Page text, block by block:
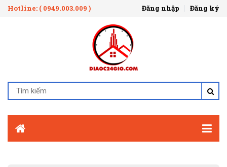
Hotline: ( 0949.003.009 ) Đăng nhập Đăng ký